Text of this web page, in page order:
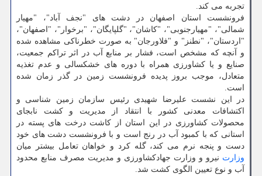
تجربه می کند.
فرونشست استان اصفهان در دشت های "نجف آباد"، "مهیار
شمالی"، "مهیارجنوبی"، "کاشان"، "گلپایگان"، "برخوار"، "اصفهان"،
"اردستان"، "نطنز" و "فلاورجان" به صورت خطرناکی مشاهده شده
و آنچه که مشخص است، فشار بر منابع آب در اثر تراکم جمعیت،
صنایع و یا کشاورزی همراه با دوره های خشکسالی و عدم تغذیه
متعادل، موجب بروز پدیده فرونشست زمین در گذر زمان شده
است.
در این نشست علیرضا شهیدی رئیس سازمان زمین شناسی و
اکتشافات معدنی کشور با انتقاد از مدیریت و کشت نابجای
محصولات کشاورزی در این استان از کاشت درخت های پسته در
استانی که با کمبود آب در رنج است و با فرونشست دشت های خود
دست و پنجه نرم می کند، گله کرد و خواهان تعامل بیشتر میان
وزارت نیرو و وزارت جهادکشاورزی و مدیریت مصرف منابع محدود
آب و نوع تعیین الگوی کشت شد.